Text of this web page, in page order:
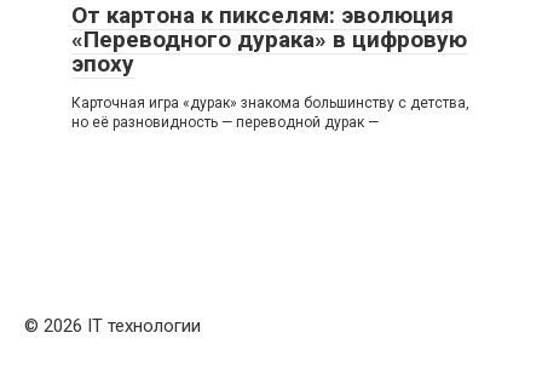
От картона к пикселям: эволюция
«Переводного дурака» в цифровую
эпоху
Карточная игра «дурак» знакома большинству с детства,
но её разновидность — переводной дурак —
© 2026 IT технологии